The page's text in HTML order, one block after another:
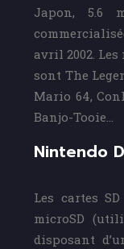
Japon, 5.6
avril 2002.
sont The
Mario 64,
Banjo-Tooie…
Nintendo
Les cartes
microSD
disposant